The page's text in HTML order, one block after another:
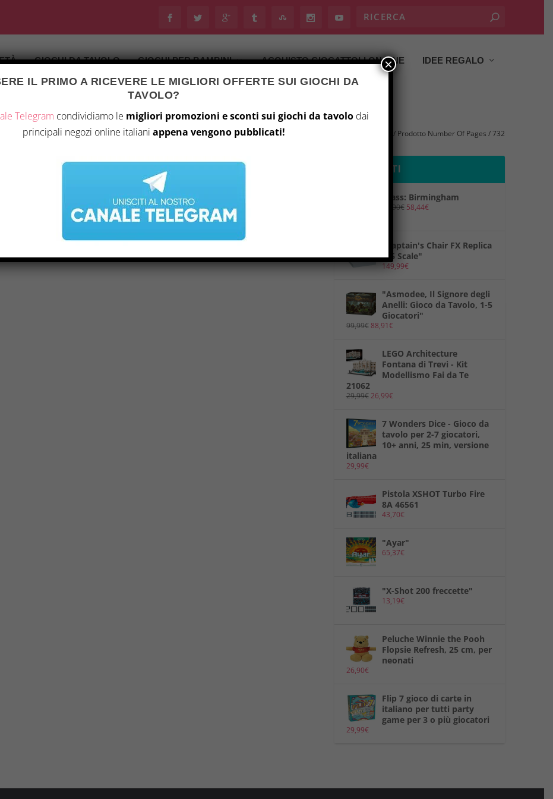
GIOCHI DA TAVOLO GIOCHI PER BAMBINI ACQUISTO GIOCATTOLI ON LINE IDEE REGALO
/ Prodotto Number Of Pages / 732
PRODOTTI
Brass: Birmingham
69,90€ 58,44€
"Captain's Chair FX Replica
1/6 Scale"
149,99€
"Asmodee, Il Signore degli
Anelli: Gioco da Tavolo, 1-5
Giocatori"
99,99€ 88,91€
LEGO Architecture
Fontana di Trevi - Kit
Modellismo Fai da Te
21062
29,99€ 26,99€
7 Wonders Dice - Gioco da
tavolo per 2-7 giocatori,
10+ anni, 25 min, versione
italiana
29,99€
Pistola XSHOT Turbo Fire
8A 46561
43,70€
"Ayar"
65,37€
"X-Shot 200 freccette"
13,19€
Peluche Winnie the Pooh
Flopsie Refresh, 25 cm, per
neonati
26,90€
Flip 7 gioco di carte in
italiano per tutti party
game per 3 o più giocatori
29,99€
IL PRIMO A RICEVERE LE MIGLIORI OFFERTE SUI GIOCHI DA
TAVOLO?
Telegram condividiamo le migliori promozioni e sconti sui giochi da tavolodai
principali negozi online italiani appena vengono pubblicati!
×